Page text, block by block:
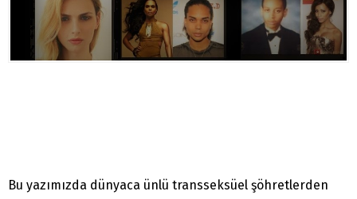
Bu yazımızda dünyaca ünlü transseksüel şöhretlerden